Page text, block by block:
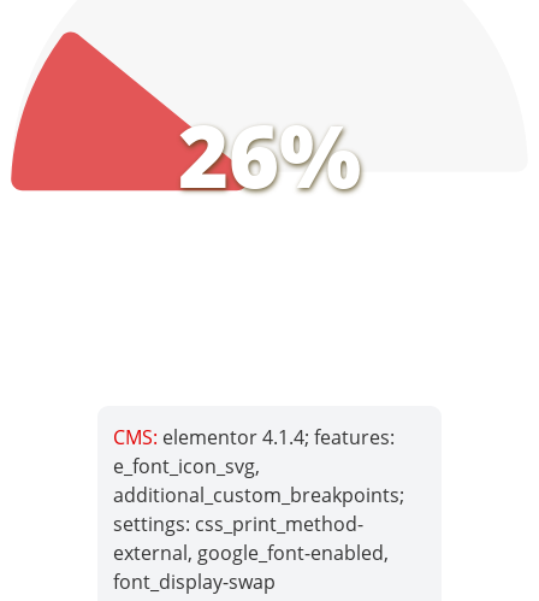
26%
CMS: elementor 4.1.4; features:
e_font_icon_svg,
additional_custom_breakpoints;
settings: css_print_method-
external, google_font-enabled,
font_display-swap